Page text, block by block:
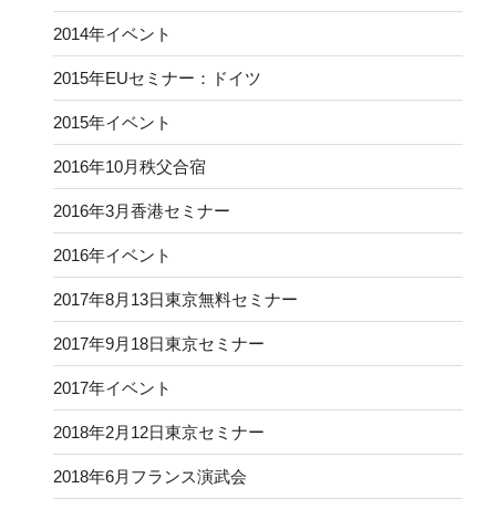
2014年イベント
2015年EUセミナー：ドイツ
2015年イベント
2016年10月秩父合宿
2016年3月香港セミナー
2016年イベント
2017年8月13日東京無料セミナー
2017年9月18日東京セミナー
2017年イベント
2018年2月12日東京セミナー
2018年6月フランス演武会